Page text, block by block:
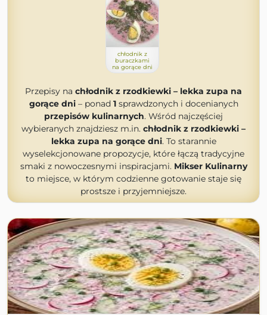
chłodnik z
buraczkami
na gorące dni
Przepisy na chłodnik z rzodkiewki – lekka zupa na
gorące dni– ponad 1sprawdzonych i docenianych
przepisów kulinarnych. Wśród najczęściej
wybieranych znajdziesz m.in. chłodnik z rzodkiewki –
lekka zupa na gorące dni. To starannie
wyselekcjonowane propozycje, które łączą tradycyjne
smaki z nowoczesnymi inspiracjami. Mikser Kulinarny
to miejsce, w którym codzienne gotowanie staje się
prostsze i przyjemniejsze.